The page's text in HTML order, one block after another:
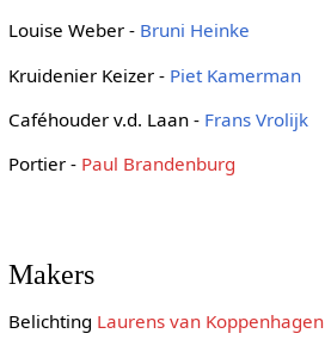
Louise Weber - Bruni Heinke
Kruidenier Keizer - Piet Kamerman
Caféhouder v.d. Laan - Frans Vrolijk
Portier - Paul Brandenburg
Makers
Belichting Laurens van Koppenhagen